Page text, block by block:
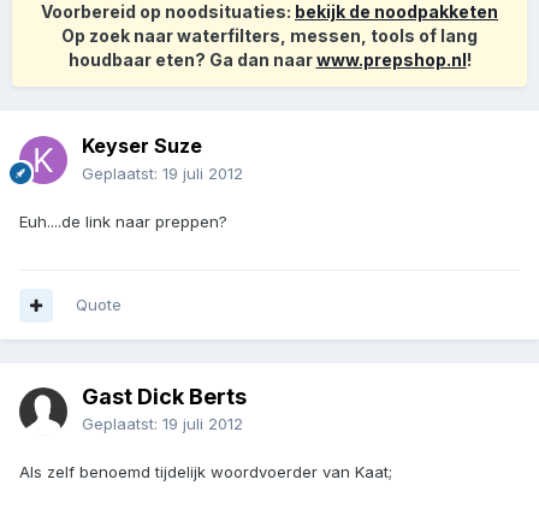
Voorbereid op noodsituaties: bekijk de noodpakketen
Op zoek naar waterfilters, messen, tools of lang
houdbaar eten? Ga dan naarwww.prepshop.nl!
Keyser Suze
Geplaatst: 19 juli 2012
Euh....de link naar preppen?
Quote
Gast Dick Berts
Geplaatst: 19 juli 2012
Als zelf benoemd tijdelijk woordvoerder van Kaat;